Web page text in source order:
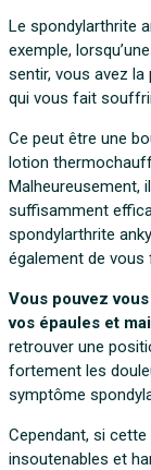
Le spondylarthrite
exemple,
sentir, vous avez la
qui vous fait
Ce peut être une
lotion
Malheureusement,
suffisamment
spondylarthrite
également de vous
Vous pouvez
vos épaules et
retrouver une
fortement les
symptôme
Cependant, si
insoutenables et